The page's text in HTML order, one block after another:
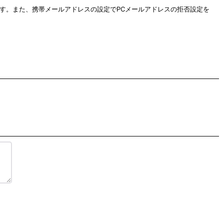
また、携帯メールアドレスの設定でPCメールアドレスの拒否設定を